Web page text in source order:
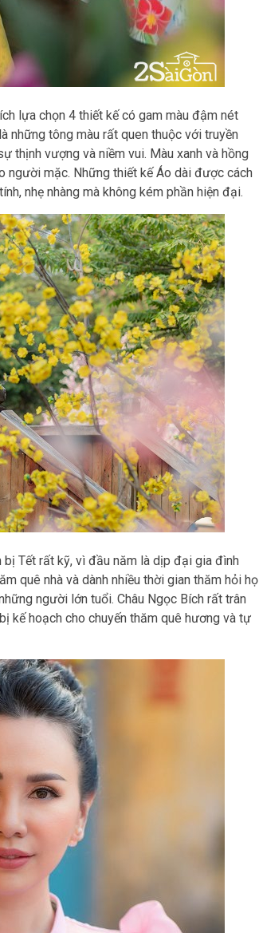
lựa chọn 4 thiết kế có gam màu đậm nét
những tông màu rất quen thuộc với truyền
thịnh vượng và niềm vui. Màu xanh và hồng
người mặc. Những thiết kế Áo dài được cách
nhẹ nhàng mà không kém phần hiện đại.
bị Tết rất kỹ, vì đầu năm là dịp đại gia đình
quê nhà và dành nhiều thời gian thăm hỏi họ
người lớn tuổi. Châu Ngọc Bích rất trân
kế hoạch cho chuyến thăm quê hương và tự